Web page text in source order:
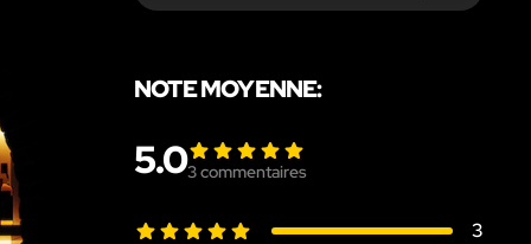
NOTE MOYENNE:
5.03commentaires
3